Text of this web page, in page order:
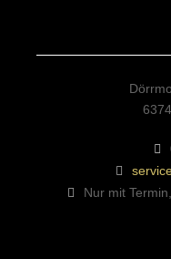
Nur mit